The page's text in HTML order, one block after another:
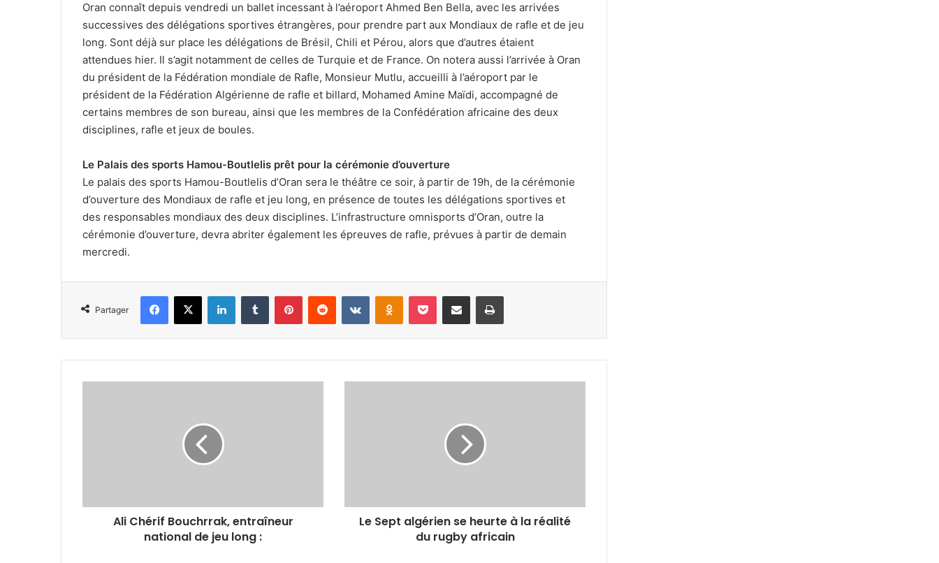
Oran connaît depuis vendredi un ballet incessant à l’aéroport Ahmed Ben Bella, avec les arrivées
successives des délégations sportives étrangères, pour prendre part aux Mondiaux de rafle et de jeu
long. Sont déjà sur place les délégations de Brésil, Chili et Pérou, alors que d’autres étaient
attendues hier. Il s’agit notamment de celles de Turquie et de France. On notera aussi l’arrivée à Oran
du président de la Fédération mondiale de Rafle, Monsieur Mutlu, accueilli à l’aéroport par le
président de la Fédération Algérienne de rafle et billard, Mohamed Amine Maïdi, accompagné de
certains membres de son bureau, ainsi que les membres de la Confédération africaine des deux
disciplines, rafle et jeux de boules.
Le Palais des sports Hamou-Boutlelis prêt pour la cérémonie d’ouverture
Le palais des sports Hamou-Boutlelis d’Oran sera le théâtre ce soir, à partir de 19h, de la cérémonie
d’ouverture des Mondiaux de rafle et jeu long, en présence de toutes les délégations sportives et
des responsables mondiaux des deux disciplines. L’infrastructure omnisports d’Oran, outre la
cérémonie d’ouverture, devra abriter également les épreuves de rafle, prévues à partir de demain
mercredi.
Partager
Facebook
X LinkedinTumblr PinterestReddit VKontakteOdnoklassniki
Pocket Partager par email Imprimer
:
Ali Chérif Bouchrrak, entraîneur
national de jeu long :
du
rugbyLe Sept algérien se heurte à la réalité
du rugby africain